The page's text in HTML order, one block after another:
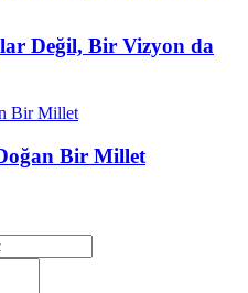
Değil, Bir Vizyon da
Bir Millet